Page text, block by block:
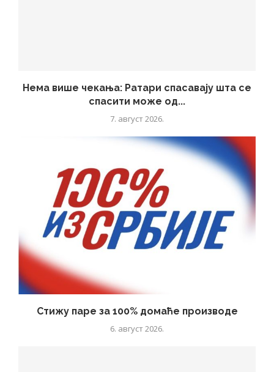
Нема више чекања: Ратари спасавају шта се
спасити може од...
7. август 2026.
Стижу паре за 100% домаће производе
6. август 2026.